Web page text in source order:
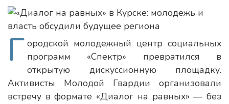
Г ородской молодежный центр социальных
программ «Спектр» превратился в
открытую дискуссионную площадку.
Активисты Молодой Гвардии организовали
встречу в формате «Диалог на равных» — без